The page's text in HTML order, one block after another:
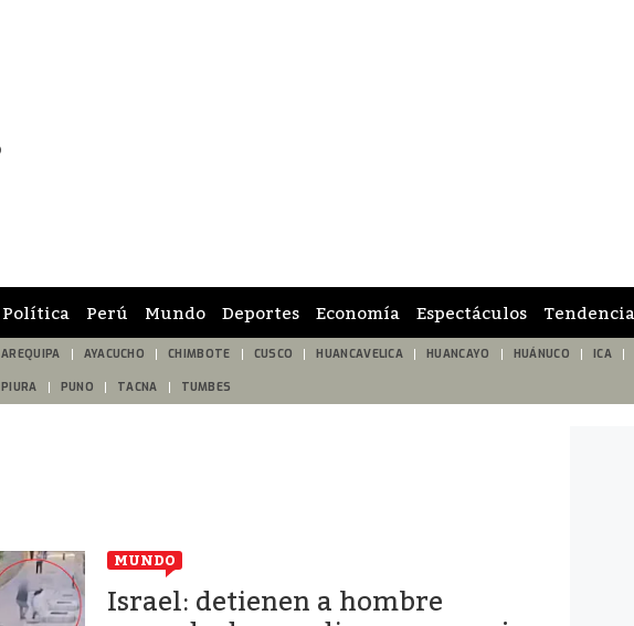
Política Perú Mundo Deportes Economía Espectáculos Tendencia
AREQUIPA AYACUCHO CHIMBOTE CUSCO HUANCAVELICA HUANCAYO HUÁNUCO ICA
PIURA PUNO TACNA TUMBES
MUNDO
Israel: detienen a hombre